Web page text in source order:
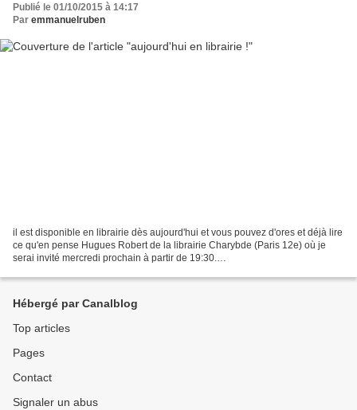
Publié le 01/10/2015 à 14:17
Par emmanuelruben
il est disponible en librairie dès aujourd'hui et vous pouvez d'ores et déjà lire
ce qu'en pense Hugues Robert de la librairie Charybde (Paris 12e) où je
serai invité mercredi prochain à partir de 19:30.
ruines-de-la-carte-emmanuel-ruben/...
Hébergé par Canalblog
Top articles
Pages
Contact
Signaler un abus